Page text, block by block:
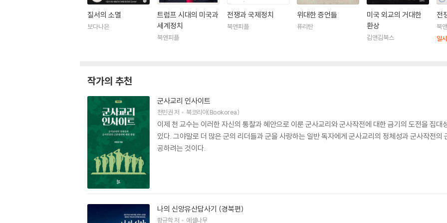
질서의 소멸
보다나은
트럼프 시대의 미국과
세계정치
북앤피플
전쟁과 국제정치
북앤피플
위대한 증언들
퓨리탄
미국 외교의 거대한
환상
김앤김북스
전
북
일
작가의 추천
군사교리 인사이트
천민권저 북코리아(Bookorea)
이제 천 교수는 이러한 자신의 통찰과 혜안으로 이룬 군사교리와 군사작전에 대한 금기의 도전을 집
있다. 그야말로 더 많은 군의 리더들과 군을 사랑하는 일반 독자에게 군사교리의 정체성과 군사작전
공하려는 것이다.
나의 신앙유산답사기 (경북편)
황규학저 에셀나무